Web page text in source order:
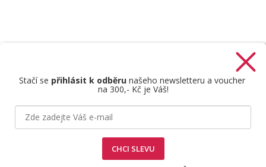
Stačí se přihlásit k odběrunašeho newsletteru a voucher
na 300,- Kč je Váš!
CHCI SLEVU